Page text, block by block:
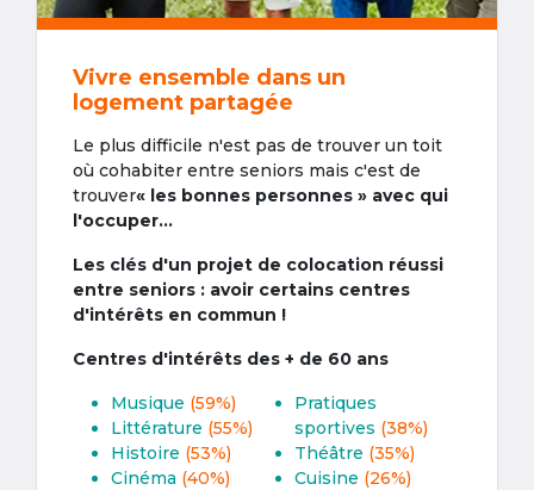
Vivre ensemble dans un
logement partagée
Le plus difficile n'est pas de trouver un toit
où cohabiter entre seniors mais c'est de
trouver« les bonnes personnes » avec qui
l'occuper...
Les clés d'un projet de colocation réussi
entre seniors : avoir certains centres
d'intérêts en commun !
Centres d'intérêts des + de 60 ans
Musique (59%)
Littérature (55%)
Histoire (53%)
Cinéma (40%)
Pratiques
sportives (38%)
Théâtre (35%)
Cuisine (26%)